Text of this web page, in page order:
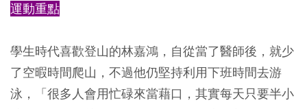
運動重點
學生時代喜歡登山的林嘉鴻，自從當了醫師後，就少
了空暇時間爬山，不過他仍堅持利用下班時間去游
泳，「很多人會用忙碌來當藉口，其實每天只要半小